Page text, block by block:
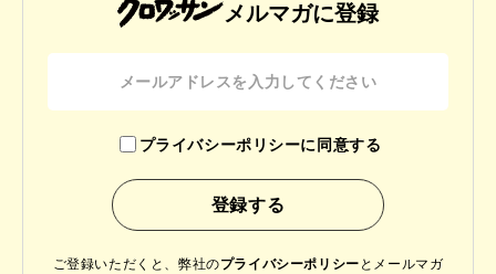
メルマガに登録
プライバシーポリシーに同意する
ご登録いただくと、弊社のプライバシーポリシー と メールマガ